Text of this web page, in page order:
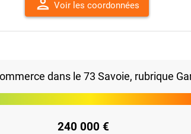
person Voir les coordonnées
dans le 73 Savoie, rubrique
240 000 €